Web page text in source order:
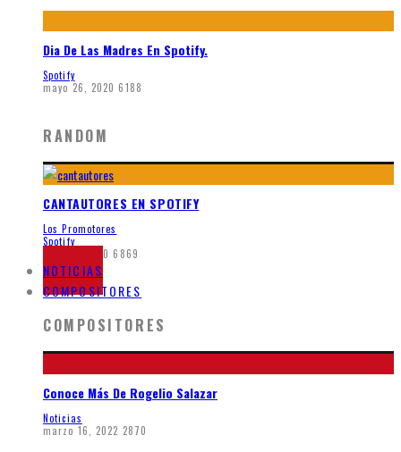
Dia De Las Madres En Spotify.
Spotify
mayo 26, 2020 6188
RANDOM
CANTAUTORES EN SPOTIFY
Los Promotores
Spotify
junio 7, 2020 6869
NOTICIAS
COMPOSITORES
COMPOSITORES
Conoce Más De Rogelio Salazar
Noticias
marzo 16, 2022 2870